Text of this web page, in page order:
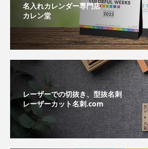
名入れカレンダー専門店
カレン堂
レーザーでの切抜き、型抜名刺
レーザーカット名刺.com